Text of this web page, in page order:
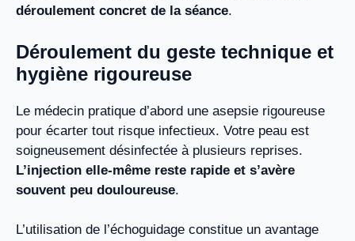
déroulement concret de la séance.
Déroulement du geste technique et
hygiène rigoureuse
Le médecin pratique d’abord une asepsie rigoureuse
pour écarter tout risque infectieux. Votre peau est
soigneusement désinfectée à plusieurs reprises.
L’injection elle-même reste rapide et s’avère
souvent peu douloureuse.
L’utilisation de l’échoguidage constitue un avantage